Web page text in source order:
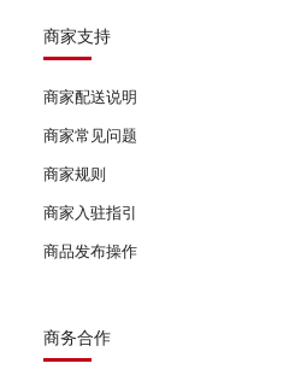
商家支持
商家配送说明
商家常见问题
商家规则
商家入驻指引
商品发布操作
商务合作